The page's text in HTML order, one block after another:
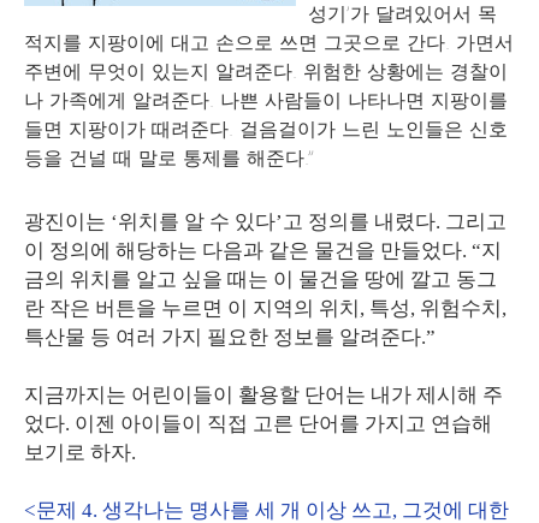
성기’가 달려있어서 목
적지를 지팡이에 대고 손으로 쓰면 그곳으로 간다. 가면서
주변에 무엇이 있는지 알려준다. 위험한 상황에는 경찰이
나 가족에게 알려준다. 나쁜 사람들이 나타나면 지팡이를
들면 지팡이가 때려준다. 걸음걸이가 느린 노인들은 신호
등을 건널 때 말로 통제를 해준다.”
광진이는 ‘위치를 알 수 있다’고 정의를 내렸다. 그리고
이 정의에 해당하는 다음과 같은 물건을 만들었다. “지
금의 위치를 알고 싶을 때는 이 물건을 땅에 깔고 동그
란 작은 버튼을 누르면 이 지역의 위치, 특성, 위험수치,
특산물 등 여러 가지 필요한 정보를 알려준다.”
지금까지는 어린이들이 활용할 단어는 내가 제시해 주
었다. 이젠 아이들이 직접 고른 단어를 가지고 연습해
보기로 하자.
<문제 4. 생각나는 명사를 세 개 이상 쓰고, 그것에 대한